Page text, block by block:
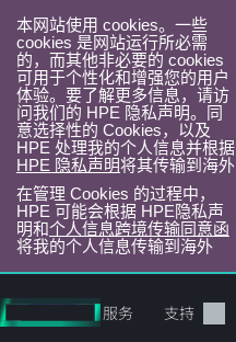
本网站使用 cookies。一些
cookies 是网站运行所必需
的，而其他非必要的 cookies
可用于个性化和增强您的用户
体验。要了解更多信息，请访
问我们的 HPE 隐私声明。同
意选择性的 Cookies，以及
HPE 处理我的个人信息并根据
HPE 隐私声明将其传输到海外
在管理 Cookies 的过程中，
HPE 可能会根据 HPE隐私声
明和个人信息跨境传输同意函
将我的个人信息传输到海外
转
到
服务 支持